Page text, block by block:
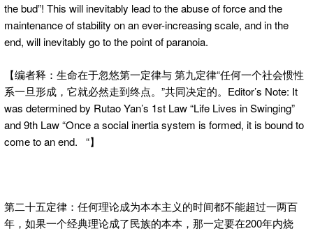
the bud”! This will inevitably lead to the abuse of force and the
maintenance of stability on an ever-increasing scale, and in the
end, will inevitably go to the point of paranoia.
【编者释：生命在于忽悠第一定律与 第九定律“任何一个社会惯性
系一旦形成，它就必然走到终点。”共同决定的。Editor’s Note: It
was determined by Rutao Yan’s 1st Law “Life Lives in Swinging”
and 9th Law “Once a social inertia system is formed, it is bound to
come to an end. “】
第二十五定律：任何理论成为本本主义的时间都不能超过一两百
年，如果一个经典理论成了民族的本本，那一定要在200年内烧